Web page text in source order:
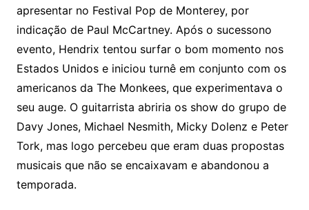
apresentar no Festival Pop de Monterey, por
indicação de Paul McCartney. Após o sucessono
evento, Hendrix tentou surfar o bom momento nos
Estados Unidos e iniciou turnê em conjunto com os
americanos da The Monkees, que experimentava o
seu auge. O guitarrista abriria os show do grupo de
Davy Jones, Michael Nesmith, Micky Dolenz e Peter
Tork, mas logo percebeu que eram duas propostas
musicais que não se encaixavam e abandonou a
temporada.